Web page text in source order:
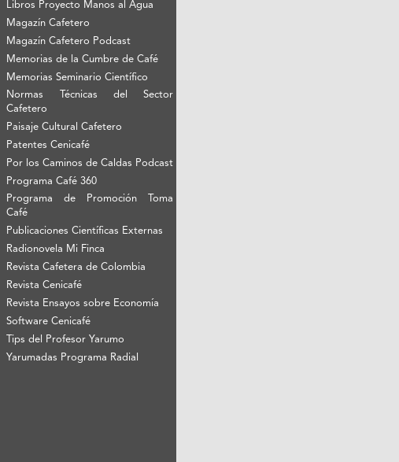
Libros Proyecto Manos al Agua
Magazín Cafetero
Magazín Cafetero Podcast
Memorias de la Cumbre de Café
Memorias Seminario Científico
Normas Técnicas del Sector
Cafetero
Paisaje Cultural Cafetero
Patentes Cenicafé
Por los Caminos de Caldas Podcast
Programa Café 360
Programa de Promoción Toma
Café
Publicaciones Científicas Externas
Radionovela Mi Finca
Revista Cafetera de Colombia
Revista Cenicafé
Revista Ensayos sobre Economía
Software Cenicafé
Tips del Profesor Yarumo
Yarumadas Programa Radial